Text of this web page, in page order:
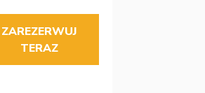
ZAREZERWUJ
TERAZ